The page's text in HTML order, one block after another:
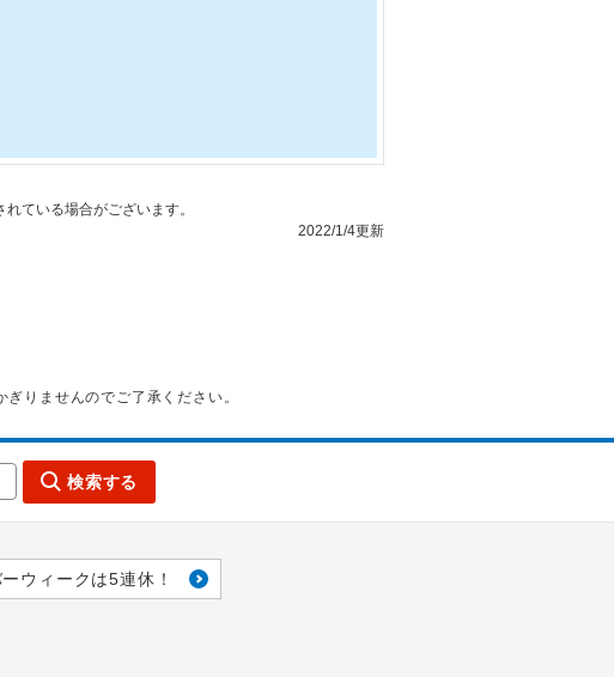
ている場合がございます。
2022/1/4更新
りませんのでご了承ください。
検索する
ウィークは5連休！